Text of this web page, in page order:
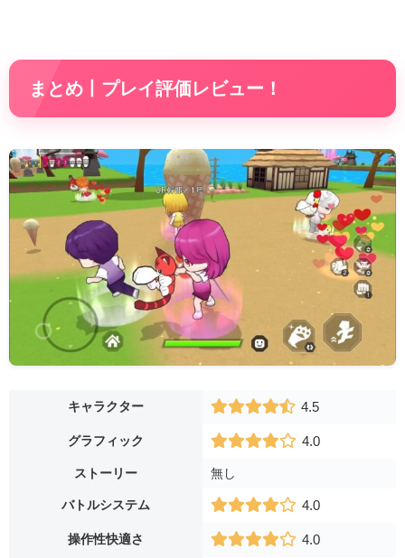
まとめ丨プレイ評価レビュー！
キャラクター 4.5
グラフィック 4.0
ストーリー 無し
バトルシステム 4.0
操作性快適さ 4.0